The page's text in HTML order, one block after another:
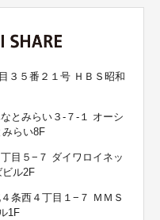
３５番２１号 ＨＢＳ昭和
とみらい３-７-１ オーシ
みらい8F
目５−７ ダイワロイネッ
ビル2F
条西４丁目１−７ ＭＭＳ
1F